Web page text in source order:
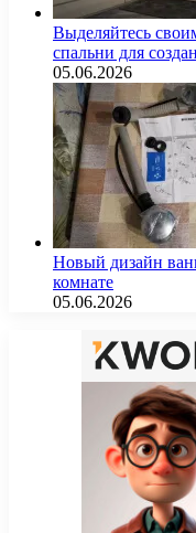
Выделяйтесь
спальни для
05.06.2026
Новый дизайн
комнате
05.06.2026